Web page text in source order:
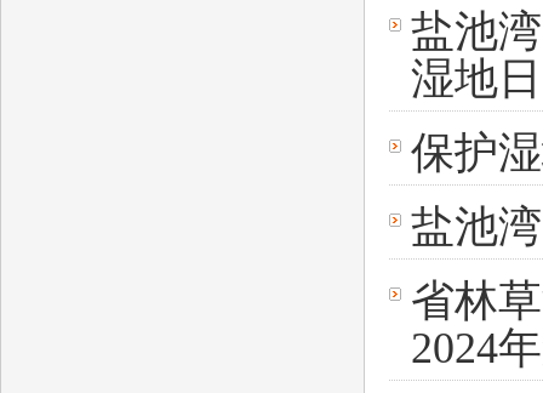
盐池
湿地
保护
盐池
省林
2024